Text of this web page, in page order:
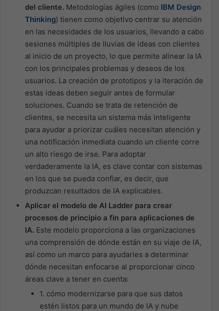
del cliente. Metodologías ágiles (como IBM Design
Thinking) tienen como objetivo centrar su atención
en las necesidades de los usuarios, llevando a cabo
sesiones múltiples de lluvias de ideas con clientes
al inicio de un proyecto, lo que permite alinear la IA
con los principales problemas y deseos de los
usuarios. La creación de prototipos y la iteración de
estas ideas deben seguir antes de formular
soluciones. Cuando se trata de retención de
clientes, se necesita un sistema más inteligente
para ayudar a priorizar cuáles necesitan atención y
una notificación inmediata cuando un cliente corre
un alto riesgo de irse. Para adoptar
verdaderamente la IA, es clave contar con sistemas
en los que se pueda confiar, es decir, que
produzcan resultados de IA explicables.
Aplicar el modelo de AI Ladder para crear
procesos de principio a fin para aplicaciones de
IA. Este modelo proporciona a las organizaciones
una comprensión de dónde están en su viaje de IA,
así como un marco para ayudarles a determinar
dónde necesitan enfocarse al proporcionar cinco
áreas clave a tener en cuenta:
1. cómo modernizarse para que sus datos
estén listos para un mundo de IA y nube